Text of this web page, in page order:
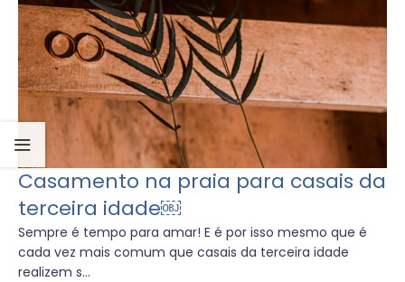
Casamento na praia para casais da
terceira idade￼
Sempre é tempo para amar! E é por isso mesmo que é
cada vez mais comum que casais da terceira idade
realizem s...